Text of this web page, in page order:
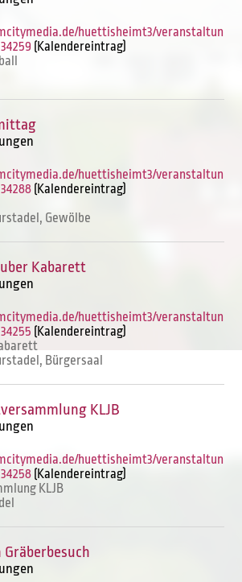
huettisheimt3/veranstaltun
(Kalendereintrag)
huettisheimt3/veranstaltun
(Kalendereintrag)
Gewölbe
Kabarett
huettisheimt3/veranstaltun
(Kalendereintrag)
Bürgersaal
KLJB
huettisheimt3/veranstaltun
(Kalendereintrag)
KLJB